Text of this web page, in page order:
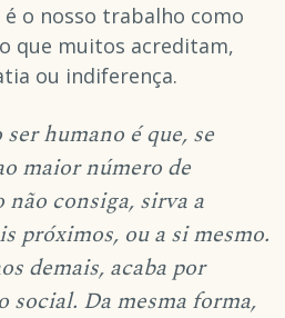
é o nosso trabalho como
que muitos acreditam,
ou indiferença.
ser humano é que, se
maior número de
não consiga, sirva a
próximos, ou a si mesmo.
demais, acaba por
Da mesma forma,